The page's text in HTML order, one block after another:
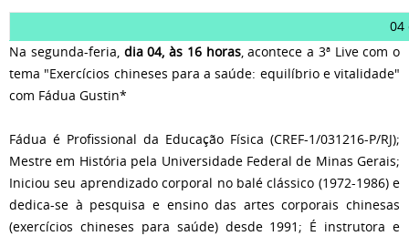
04
Na segunda-feria, dia 04, às 16 horas, acontece a 3ª Live com o
tema "Exercícios chineses para a saúde: equilíbrio e vitalidade"
com Fádua Gustin*
Fádua é Profissional da Educação Física (CREF-1/031216-P/RJ);
Mestre em História pela Universidade Federal de Minas Gerais;
Iniciou seu aprendizado corporal no balé clássico (1972-1986) e
dedica-se à pesquisa e ensino das artes corporais chinesas
(exercícios chineses para saúde) desde 1991; É instrutora e